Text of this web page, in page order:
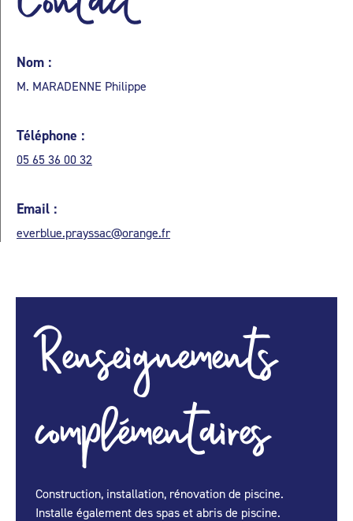
Nom :
M. MARADENNE Philippe
Téléphone :
05 65 36 00 32
Email :
everblue.prayssac@orange.fr
Renseignements
complémentaires
Construction, installation, rénovation de piscine.
Installe également des spas et abris de piscine.